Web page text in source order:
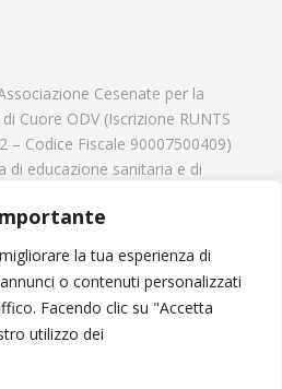
la tua esperienza di
o contenuti personalizzati
Facendo clic su "Accetta
utilizzo dei
Cesenate per la
Cuore ODV (Iscrizione RUNTS
– Codice Fiscale 90007500409)
di educazione sanitaria e di
hanno un problema
sostieni l'Associazione